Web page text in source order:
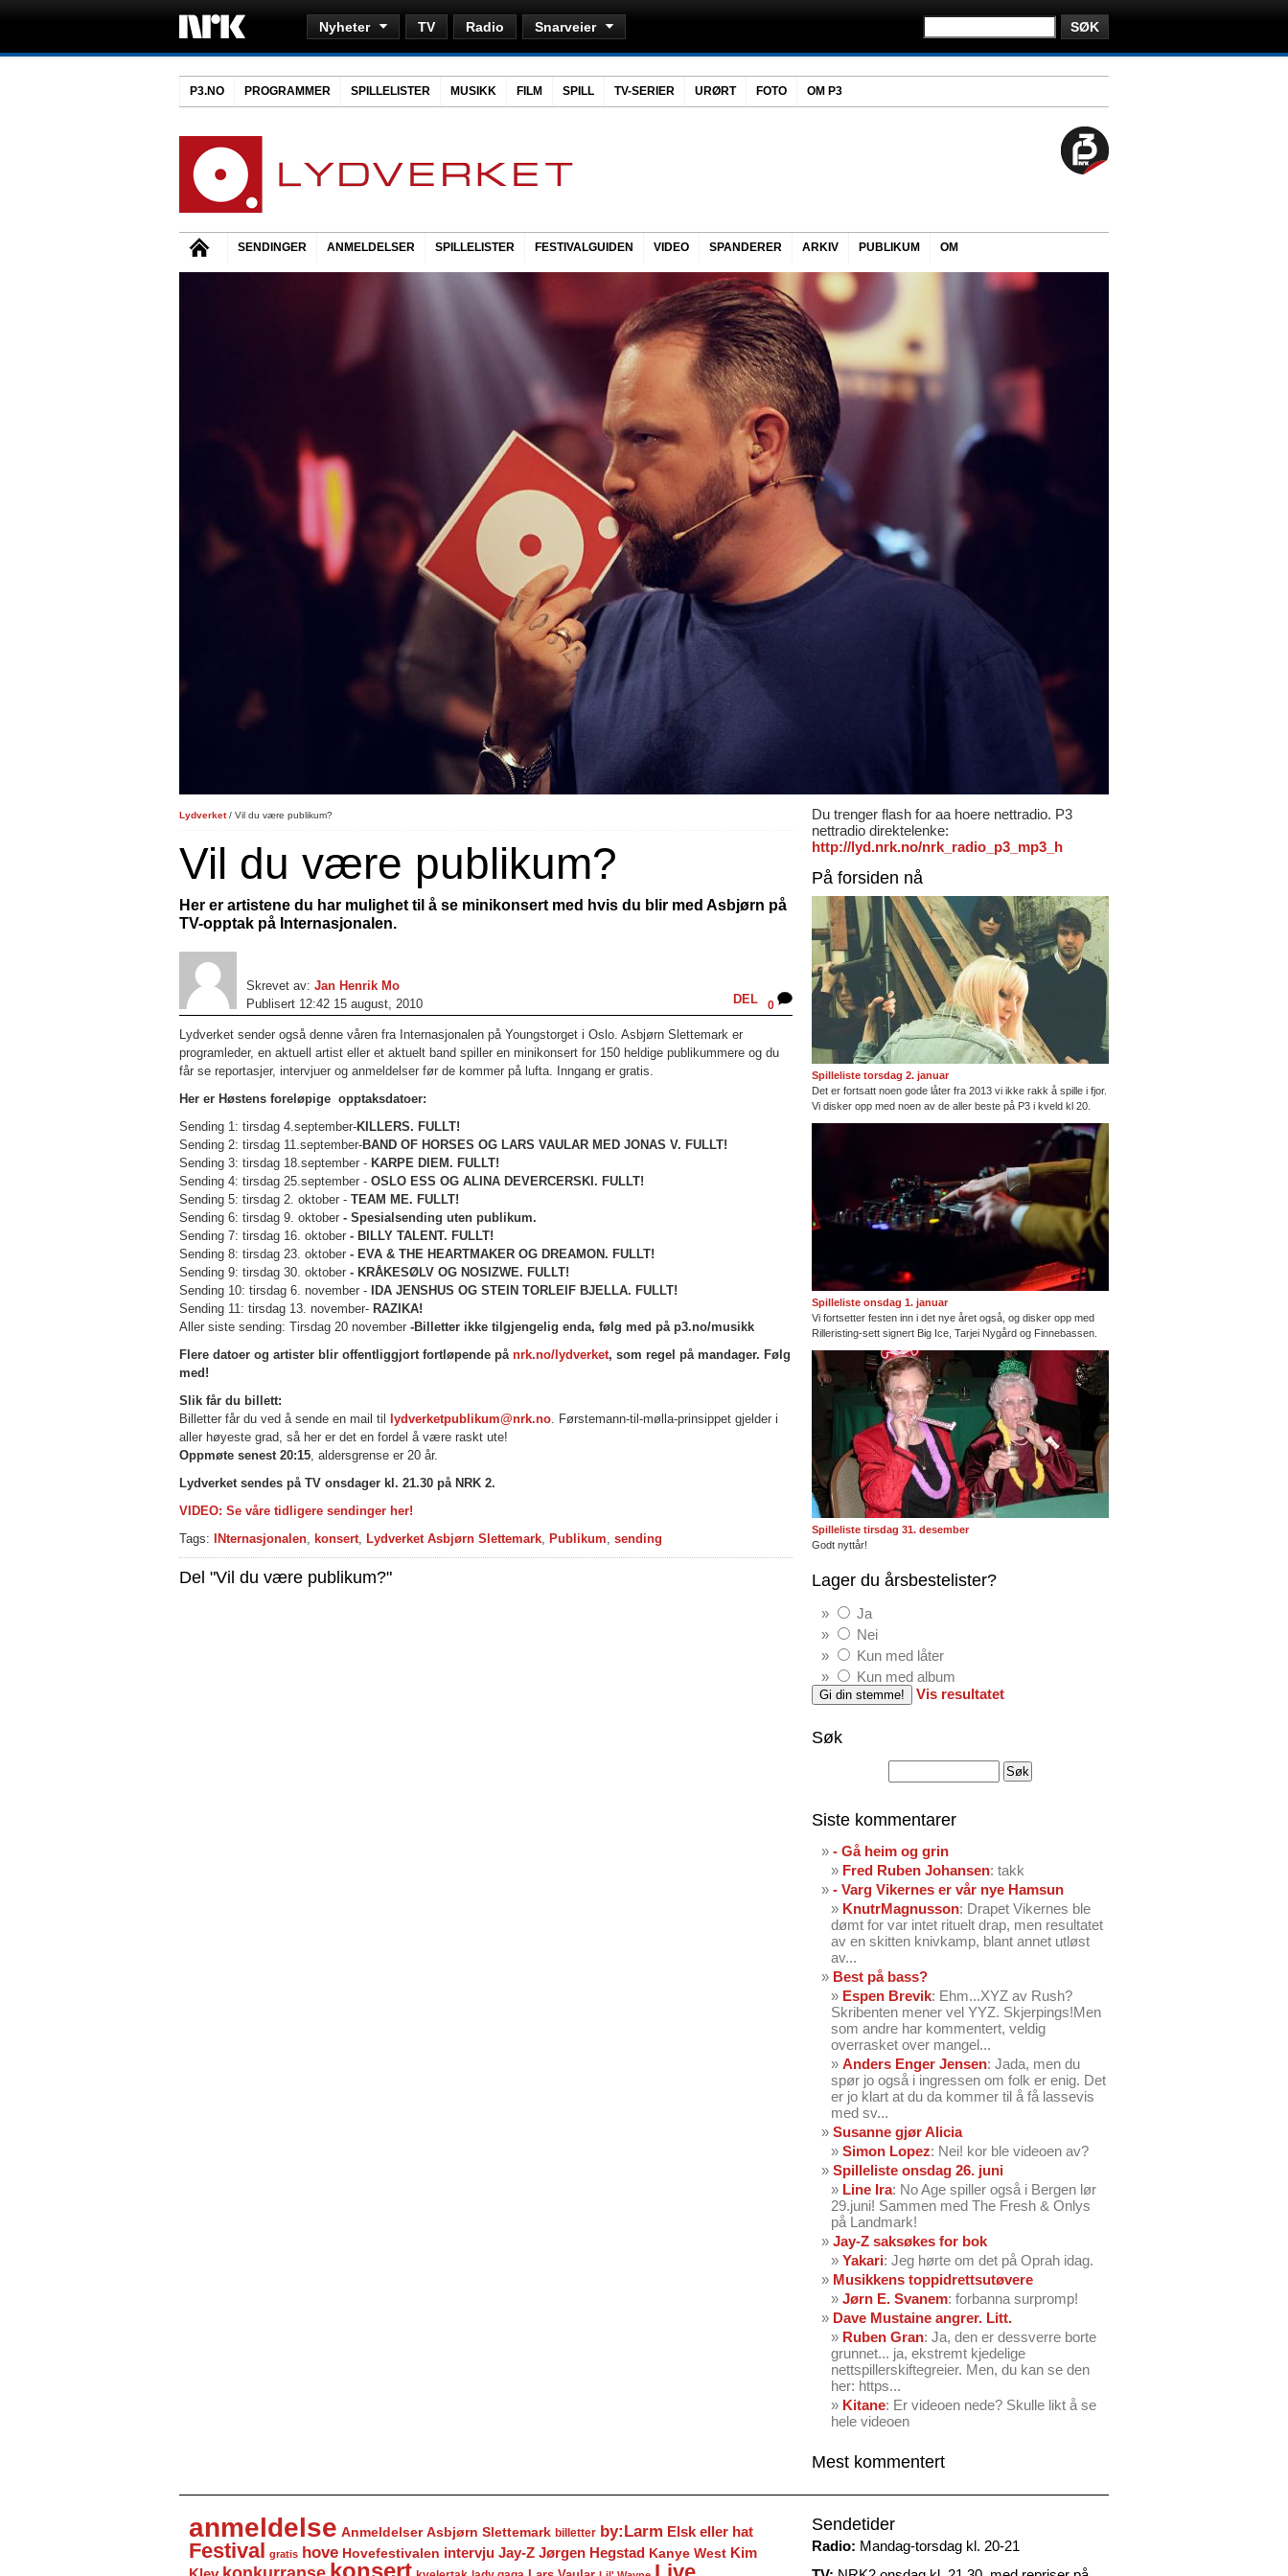
Nyheter TV Radio Snarveier
P3.NO PROGRAMMER SPILLELISTER MUSIKK FILM SPILL TV-SERIER URØRT FOTO OM P3
SENDINGER ANMELDELSER SPILLELISTER FESTIVALGUIDEN VIDEO SPANDERER ARKIV PUBLIKUM OM
Lydverket/ Vil du være publikum?
Vil du være publikum?
Her er artistene du har mulighet til å se minikonsert med hvis du blir med Asbjørn på
TV-opptak på Internasjonalen.
Skrevet av: Jan Henrik Mo
Publisert 12:42 15 august, 2010
DEL 0
Lydverket sender også denne våren fra Internasjonalen på Youngstorget i Oslo. Asbjørn Slettemark er
programleder, en aktuell artist eller et aktuelt band spiller en minikonsert for 150 heldige publikummere og du
får se reportasjer, intervjuer og anmeldelser før de kommer på lufta. Inngang er gratis.
Her er Høstens foreløpige opptaksdatoer:
Sending 1: tirsdag 4.september-KILLERS. FULLT!
Sending 2: tirsdag 11.september-BAND OF HORSES OG LARS VAULAR MED JONAS V. FULLT!
Sending 3: tirsdag 18.september - KARPE DIEM. FULLT!
Sending 4: tirsdag 25.september - OSLO ESS OG ALINA DEVERCERSKI. FULLT!
Sending 5: tirsdag 2. oktober - TEAM ME. FULLT!
Sending 6: tirsdag 9. oktober - Spesialsending uten publikum.
Sending 7: tirsdag 16. oktober - BILLY TALENT. FULLT!
Sending 8: tirsdag 23. oktober - EVA & THE HEARTMAKER OG DREAMON. FULLT!
Sending 9: tirsdag 30. oktober - KRÅKESØLV OG NOSIZWE. FULLT!
Sending 10: tirsdag 6. november -
IDA JENSHUS OG STEIN TORLEIF BJELLA. FULLT!
Sending 11: tirsdag 13. november- RAZIKA!
Aller siste sending: Tirsdag 20 november -Billetter ikke tilgjengelig enda, følg med på p3.no/musikk
Flere datoer og artister blir offentliggjort fortløpende på nrk.no/lydverket, som regel på mandager. Følg
med!
Slik får du billett:
Billetter får du ved å sende en mail til
lydverketpublikum@nrk.no. Førstemann-til-mølla-prinsippet gjelder i
aller høyeste grad, så her er det en fordel å være raskt ute!
Oppmøte senest 20:15, aldersgrense er 20 år.
Lydverket sendes på TV onsdager kl. 21.30 på NRK 2.
VIDEO: Se våre tidligere sendinger her!
Tags:
INternasjonalen, konsert, Lydverket Asbjørn Slettemark, Publikum, sending
Del "Vil du være publikum?"
Du trenger flash for aa hoere nettradio. P3
nettradio direktelenke:
http://lyd.nrk.no/nrk_radio_p3_mp3_h
På forsiden nå
Spilleliste torsdag 2. januar
Det er fortsatt noen gode låter fra 2013 vi ikke rakk å spille i fjor.
Vi disker opp med noen av de aller beste på P3 i kveld kl 20.
Spilleliste onsdag 1. januar
Vi fortsetter festen inn i det nye året også, og disker opp med
Rilleristing-sett signert Big Ice, Tarjei Nygård og Finnebassen.
Spilleliste tirsdag 31. desember
Godt nyttår!
Lager du årsbestelister?
Ja
Nei
Kun med låter
Kun med album
Vis resultatet
Søk
Siste kommentarer
- Gå heim og grin
Fred Ruben Johansen: takk
- Varg Vikernes er vår nye Hamsun
KnutrMagnusson: Drapet Vikernes ble
dømt for var intet rituelt drap, men resultatet
av en skitten knivkamp, blant annet utløst
av...
Best på bass?
Espen Brevik: Ehm...XYZ av Rush?
Skribenten mener vel YYZ. Skjerpings!Men
som andre har kommentert, veldig
overrasket over mangel...
Anders Enger Jensen: Jada, men du
spør jo også i ingressen om folk er enig. Det
er jo klart at du da kommer til å få lassevis
med sv...
Susanne gjør Alicia
Simon Lopez: Nei! kor ble videoen av?
Spilleliste onsdag 26. juni
Line Ira: No Age spiller også i Bergen lør
29.juni! Sammen med The Fresh & Onlys
på Landmark!
Jay-Z saksøkes for bok
Yakari: Jeg hørte om det på Oprah idag.
Musikkens toppidrettsutøvere
Jørn E. Svanem: forbanna surpromp!
Dave Mustaine angrer. Litt.
Ruben Gran: Ja, den er dessverre borte
grunnet... ja, ekstremt kjedelige
nettspillerskiftegreier. Men, du kan se den
her: https...
Kitane: Er videoen nede? Skulle likt å se
hele videoen
Mest kommentert
anmeldelse Anmeldelser Asbjørn Slettemark billetter by:Larm Elsk eller hat
Festival gratis hove Hovefestivalen intervju Jay-Z Jørgen Hegstad Kanye West Kim
Sendetider
Radio: Mandag-torsdag kl. 20-21